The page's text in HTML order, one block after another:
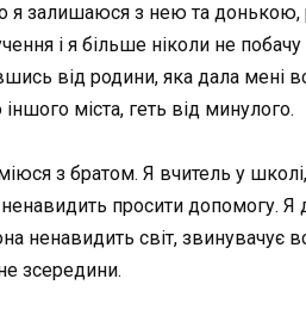
залишаюся з нею та донькою,
і я більше ніколи не
від родини, яка дала мені
міста, геть від минулого.
з братом. Я вчитель у
просити допомогу. Я
світ, звинувачує
зсередини.